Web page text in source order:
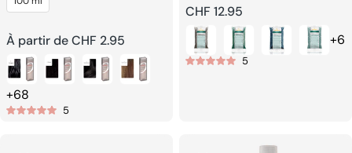
Prix
habituel
À partir de CHF 2.95
+68
5
Brésilien
Prix
habituel
CHF 12.95
+6
5